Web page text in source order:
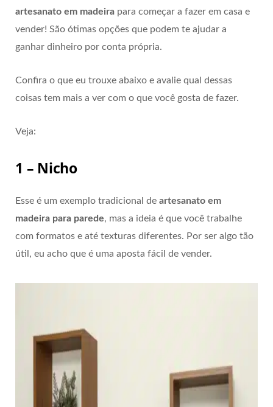
artesanato em madeira para começar a fazer em casa e
vender! São ótimas opções que podem te ajudar a
ganhar dinheiro por conta própria.
Confira o que eu trouxe abaixo e avalie qual dessas
coisas tem mais a ver com o que você gosta de fazer.
Veja:
1 – Nicho
Esse é um exemplo tradicional de artesanato em
madeira para parede, mas a ideia é que você trabalhe
com formatos e até texturas diferentes. Por ser algo tão
útil, eu acho que é uma aposta fácil de vender.